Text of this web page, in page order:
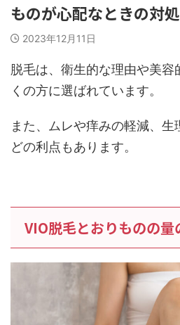
ものが心配なときの対
2023年12月11日
脱毛は、衛生的な理由や美容
くの方に選ばれています。
また、ムレや痒みの軽減、
どの利点もあります。
VIO脱毛とおりものの量